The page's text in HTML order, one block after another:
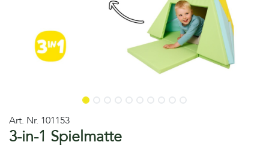
Art. Nr. 101153
3-in-1 Spielmatte